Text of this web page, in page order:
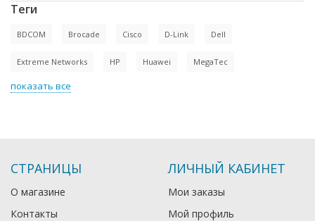
Теги
BDCOM Brocade Cisco D-Link Dell
Extreme Networks HP Huawei MegaTec
показать все
СТРАНИЦЫ
О магазине
Контакты
ЛИЧНЫЙ КАБИНЕТ
Мои заказы
Мой профиль